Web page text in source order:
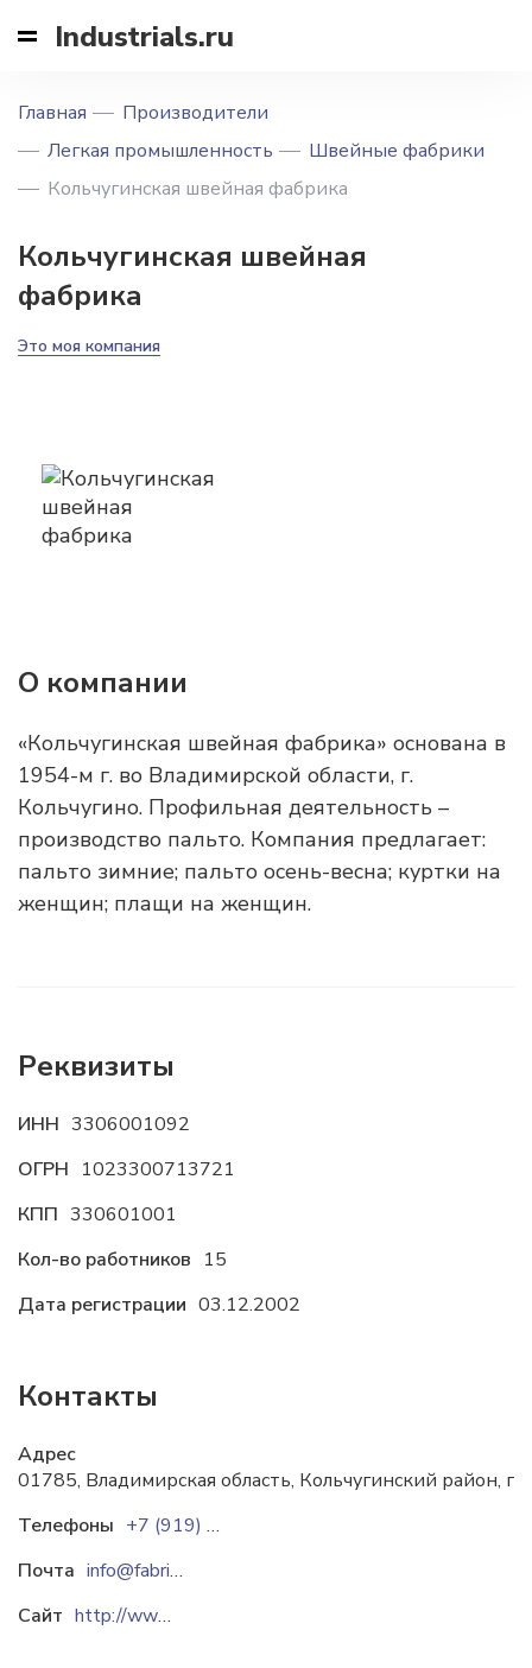
Industrials.ru
Главная
Производители
Легкая промышленность
Швейные фабрики
Кольчугинская швейная фабрика
Кольчугинская швейная
фабрика
Это моя компания
О компании
«Кольчугинская швейная фабрика» основана в
1954-м г. во Владимирской области, г.
Кольчугино. Профильная деятельность –
производство пальто. Компания предлагает:
пальто зимние; пальто осень-весна; куртки на
женщин; плащи на женщин.
Реквизиты
ИНН 3306001092
ОГРН 1023300713721
КПП 330601001
Кол-во работников 15
Дата регистрации 03.12.2002
Контакты
Адрес
01785, Владимирская область, Кольчугинский район,
Телефоны
+7 (919) 006-11-11
Почта
info@fabrikapalto.ru
Сайт
http://www.fabrikapalto.ru